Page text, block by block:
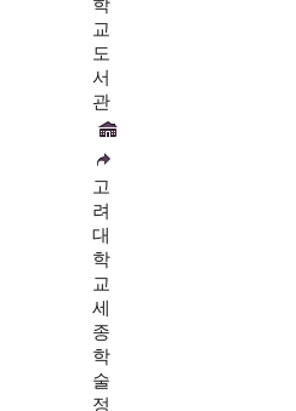
학
교
도
서
관
고
려
대
학
교
세
종
학
술
정